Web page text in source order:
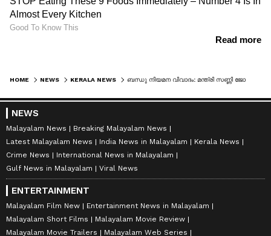
HOME NEWS KERALA NEWS
NEWS
Malayalam News
Breaking Malayalam News
Latest Malayalam News
India News in Malayalam
Kerala News
Crime News
International News in Malayalam
Gulf News in Malayalam
Viral News
ENTERTAINMENT
Malayalam Film New
Entertainment News in Malayalam
Malayalam Short Films
Malayalam Movie Review
Malayalam Movie Trailers
Malayalam Web Series